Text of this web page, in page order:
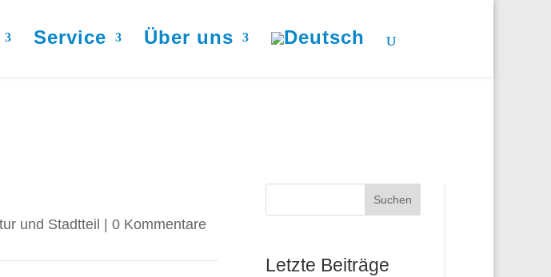
Service Über uns
und Stadtteil 0 Kommentare
Suchen
Letzte Beiträge